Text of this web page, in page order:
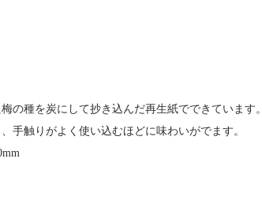
の種を炭にして抄き込んだ再生紙でできています。
手触りがよく使い込むほどに味わいがでます。